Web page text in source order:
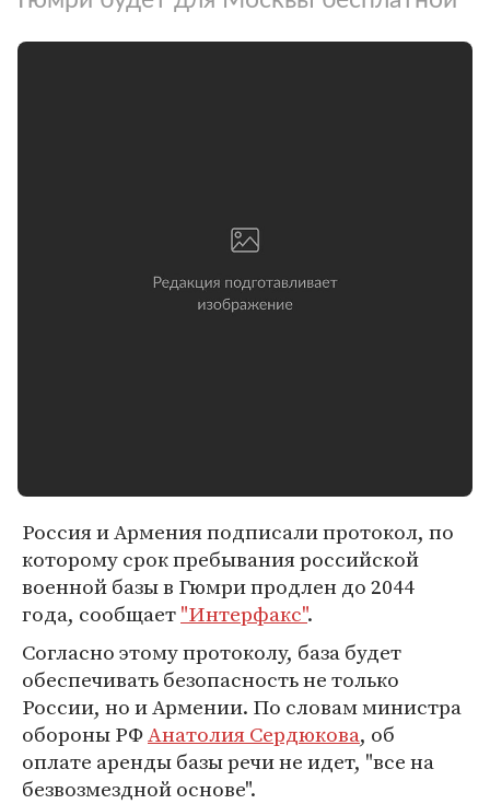
Россия и Армения подписали протокол, по
которому срок пребывания российской
военной базы в Гюмри продлен до 2044
года, сообщает"Интерфакс".
Согласно этому протоколу, база будет
обеспечивать безопасность не только
России, но и Армении. По словам министра
обороны РФАнатолия Сердюкова, об
оплате аренды базы речи не идет, "все на
безвозмездной основе".